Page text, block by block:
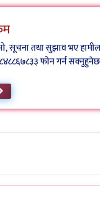
सूचना तथा सुझाव भए
फोन गर्न